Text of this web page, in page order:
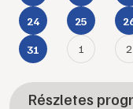
24 25
31 1 2
Részletes